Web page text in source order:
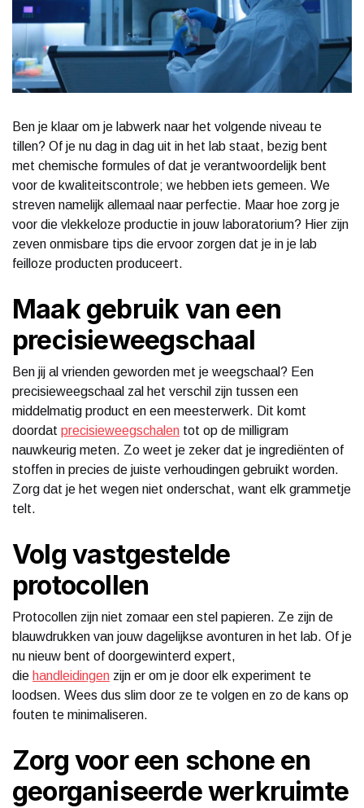
Ben je klaar om je labwerk naar het volgende niveau te
tillen? Of je nu dag in dag uit in het lab staat, bezig bent
met chemische formules of dat je verantwoordelijk bent
voor de kwaliteitscontrole; we hebben iets gemeen. We
streven namelijk allemaal naar perfectie. Maar hoe zorg je
voor die vlekkeloze productie in jouw laboratorium? Hier zijn
zeven onmisbare tips die ervoor zorgen dat je in je lab
feilloze producten produceert.
Maak gebruik van een
precisieweegschaal
Ben jij al vrienden geworden met je weegschaal? Een
precisieweegschaal zal het verschil zijn tussen een
middelmatig product en een meesterwerk. Dit komt
doordat precisieweegschalen tot op de milligram
nauwkeurig meten. Zo weet je zeker dat je ingrediënten of
stoffen in precies de juiste verhoudingen gebruikt worden.
Zorg dat je het wegen niet onderschat, want elk grammetje
telt.
Volg vastgestelde
protocollen
Protocollen zijn niet zomaar een stel papieren. Ze zijn de
blauwdrukken van jouw dagelijkse avonturen in het lab. Of je
nu nieuw bent of doorgewinterd expert,
die handleidingen zijn er om je door elk experiment te
loodsen. Wees dus slim door ze te volgen en zo de kans op
fouten te minimaliseren.
Zorg voor een schone en
georganiseerde werkruimte